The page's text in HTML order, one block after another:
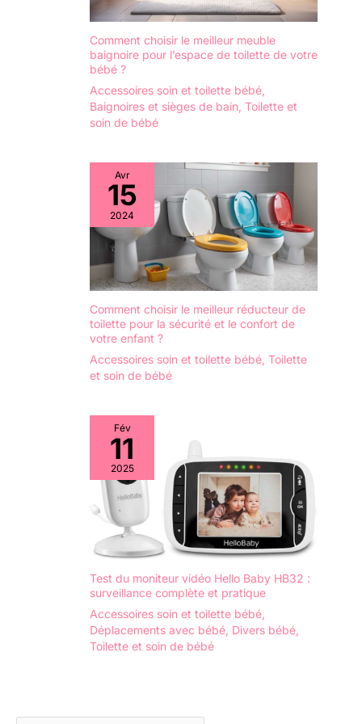
3 minutes. et le
matériau en PVC est
imperméable et
résistant aux
nettoyer. Pour tout
problème, n'hésitez
froid en hiver, dites
adieu au siège de
toilette dur
traditionnel
design plus intime
est de 8,1 cm
déversements et est
également adapté
pour les garçons et
les filles
[Hauteur
réglable et pliable] :
notre siège de
toilette pour enfant
avec marches
dispose de 5
hauteurs réglables,
s'adapte à 99,99 %
carrés), le design
pliable permet de
maximiser l'espace
lorsqu'il n'est pas
utilisé et de garder
tout en ordre. Facile
à assembler et à
sommes bien
conscients que
prendre soin des
bébés est une tâche
énorme et
sont essentiels,
Comment choisir le meilleur meuble
baignoire pour l’espace de toilette de votre
bébé ?
Accessoires soin et toilette bébé
Baignoires et sièges de bain Toilette et
soin de bébé
Avr
15
2024
Comment choisir le meilleur réducteur de
toilette pour la sécurité et le confort de
votre enfant ?
Accessoires soin et toilette bébé Toilette
et soin de bébé
Fév
11
2025
Test du moniteur vidéo Hello Baby HB32 :
surveillance complète et pratique
Accessoires soin et toilette bébé
Déplacements avec bébé Divers bébé
Toilette et soin de bébé